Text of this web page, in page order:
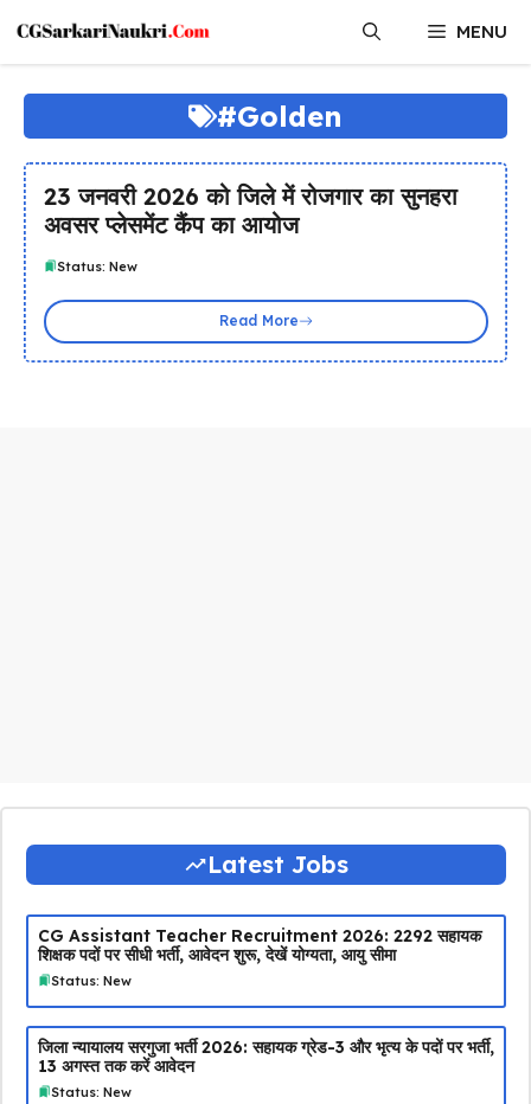
content
MENU
#Golden
23 जनवरी 2026 को जिले में रोजगार का सुनहरा
अवसर प्लेसमेंट कैंप का आयोज
Status: New
Read More
Latest Jobs
CG Assistant Teacher Recruitment 2026: 2292 सहायक
शिक्षक पदों पर सीधी भर्ती, आवेदन शुरू, देखें योग्यता, आयु सीमा
Status: New
जिला न्यायालय सरगुजा भर्ती 2026: सहायक ग्रेड-3 और भृत्य के पदों पर भर्ती,
13 अगस्त तक करें आवेदन
Status: New